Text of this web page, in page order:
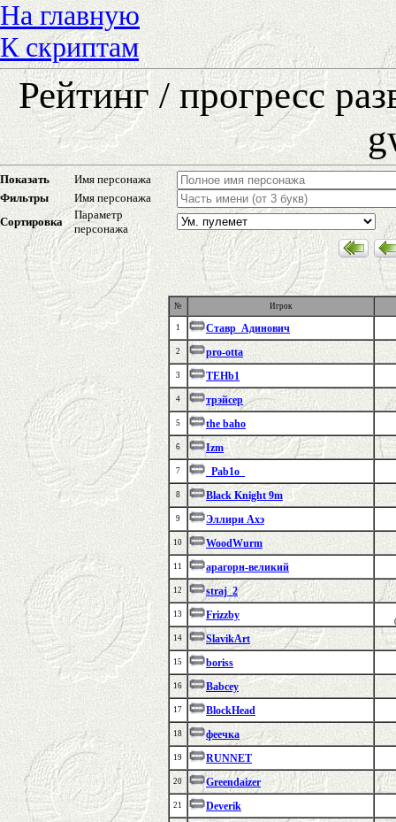
На главную
К скриптам
Рейтинг / прогресс
Показать
Имя персонажа
Фильтры
Имя персонажа
Сортировка
Параметр
персонажа
№ Игрок
1 Ставр_Адинович
2 pro-otta
3 TEHb1
4 трэйсер
5 the baho
6 Izm
7 _Pab1o_
8 Black Knight 9m
9 Эллири Ахэ
10 WoodWurm
11 арагорн-великий
12 straj_2
13 Frizzby
14
SlavikArt
15 boriss
16 Babcey
17 BlockHead
18 феечка
19 RUNNET
20 Greendaizer
21 Deverik